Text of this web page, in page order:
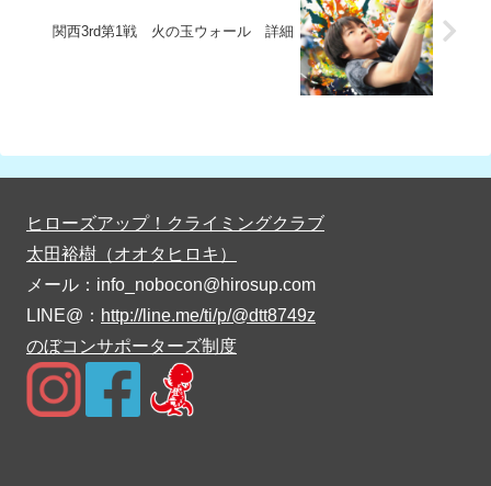
関西3rd第1戦 火の玉ウォール 詳細
ヒローズアップ！クライミングクラブ
太田裕樹（オオタヒロキ）
メール：info_nobocon@hirosup.com
LINE@： http://line.me/ti/p/@dtt8749z
のぼコンサポーターズ制度